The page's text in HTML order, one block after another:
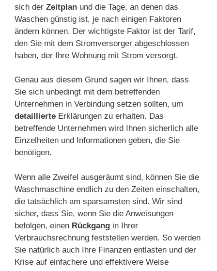
sich der Zeitplan und die Tage, an denen das
Waschen günstig ist, je nach einigen Faktoren
ändern können. Der wichtigste Faktor ist der Tarif,
den Sie mit dem Stromversorger abgeschlossen
haben, der Ihre Wohnung mit Strom versorgt.
Genau aus diesem Grund sagen wir Ihnen, dass
Sie sich unbedingt mit dem betreffenden
Unternehmen in Verbindung setzen sollten, um
detaillierte Erklärungen zu erhalten. Das
betreffende Unternehmen wird Ihnen sicherlich alle
Einzelheiten und Informationen geben, die Sie
benötigen.
Wenn alle Zweifel ausgeräumt sind, können Sie die
Waschmaschine endlich zu den Zeiten einschalten,
die tatsächlich am sparsamsten sind. Wir sind
sicher, dass Sie, wenn Sie die Anweisungen
befolgen, einen Rückgang in Ihrer
Verbrauchsrechnung feststellen werden. So werden
Sie natürlich auch Ihre Finanzen entlasten und der
Krise auf einfachere und effektivere Weise